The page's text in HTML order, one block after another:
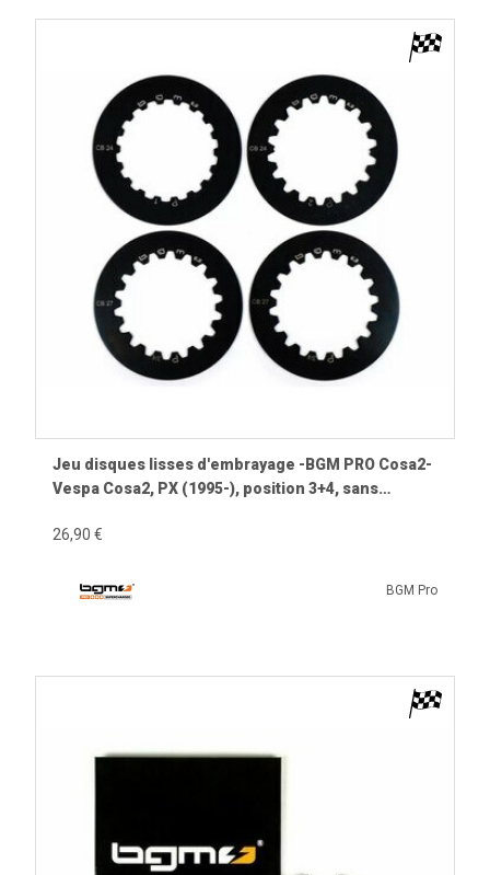
Jeu disques lisses d'embrayage -BGM PRO Cosa2-
Vespa Cosa2, PX (1995-), position 3+4, sans
26,90 €
BGM Pro